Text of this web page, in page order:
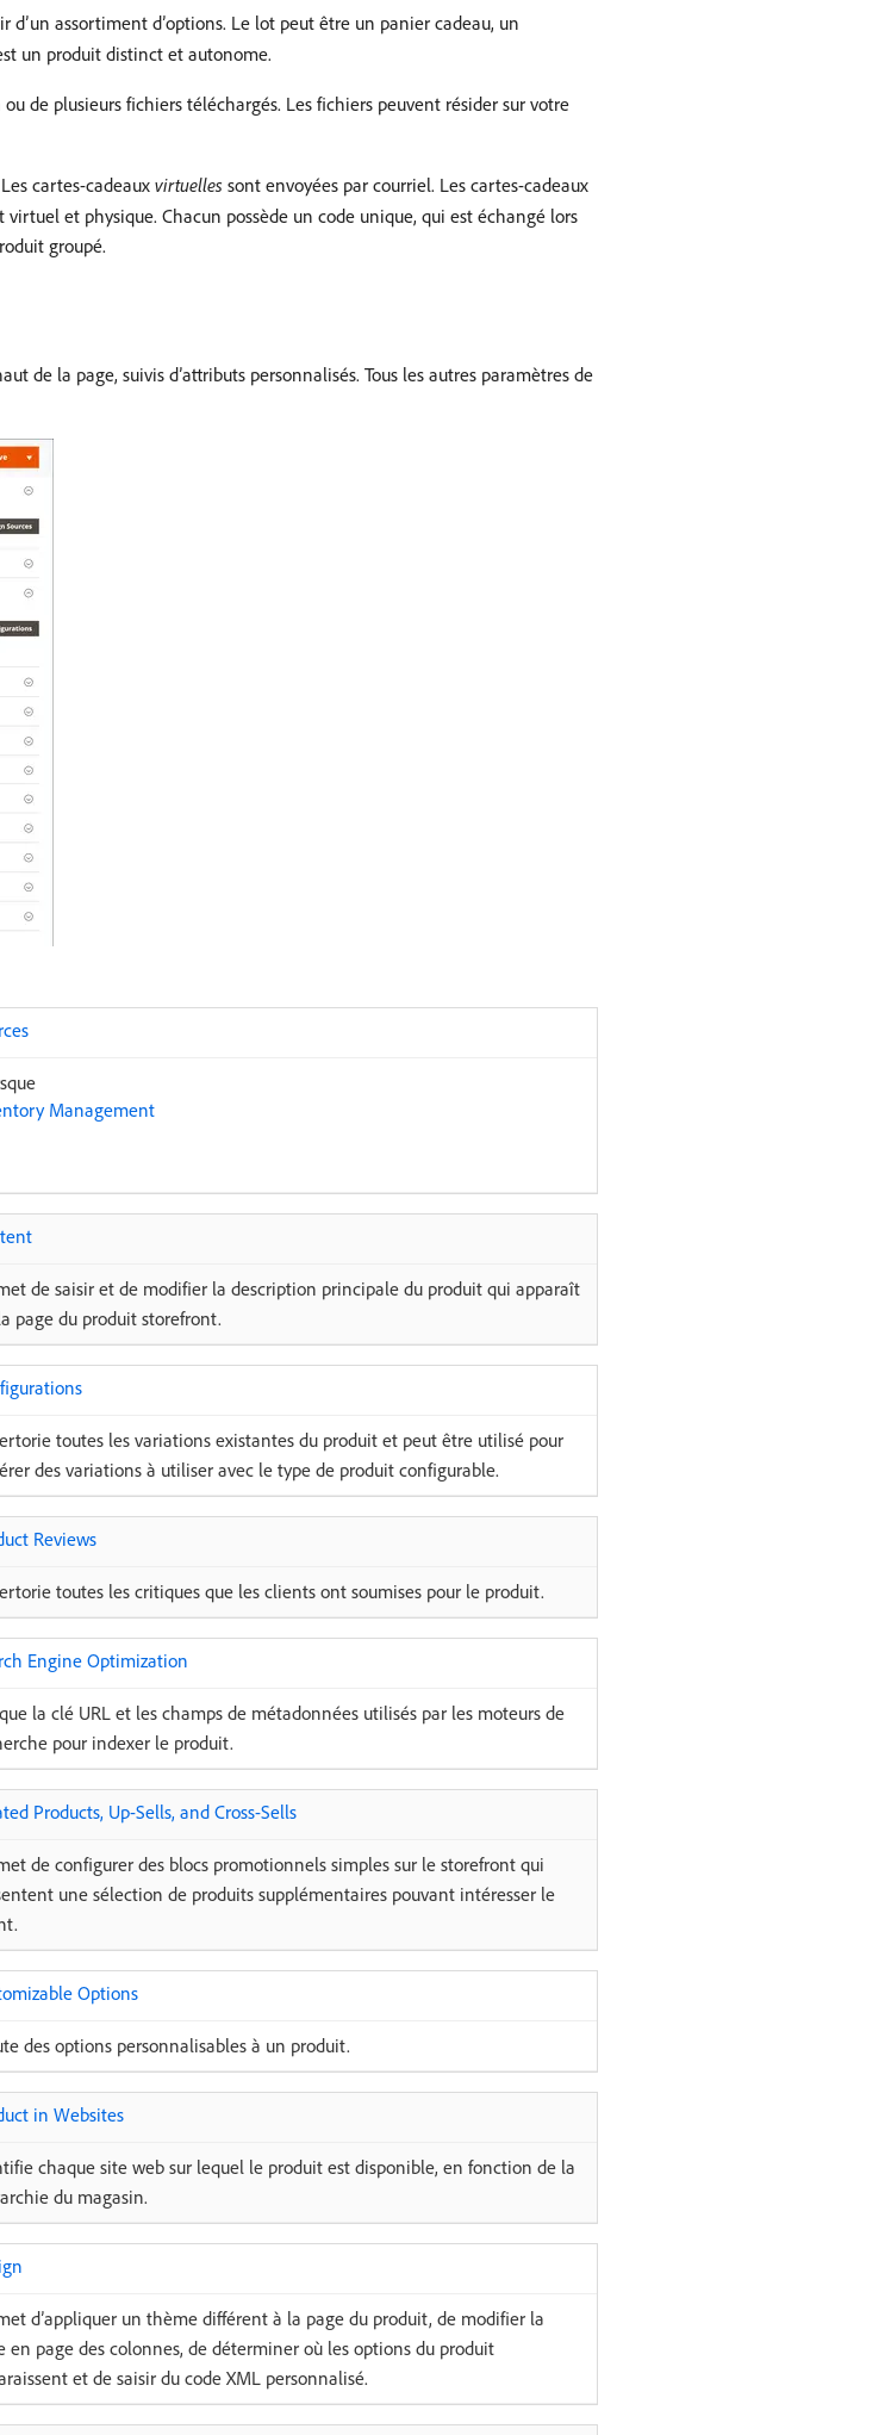
assortiment d’options. Le lot peut être un panier cadeau, un
un produit distinct et autonome.
de plusieurs fichiers téléchargés. Les fichiers peuvent résider sur votre
cartes-cadeaux virtuelles sont envoyées par courriel. Les cartes-cadeaux
et physique. Chacun possède un code unique, qui est échangé lors
groupé.
de la page, suivis d’attributs personnalisés. Tous les autres paramètres de
Management
de saisir et de modifier la description principale du produit qui apparaît
page du produit storefront.
toutes les variations existantes du produit et peut être utilisé pour
des variations à utiliser avec le type de produit configurable.
Reviews
toutes les critiques que les clients ont soumises pour le produit.
Engine Optimization
la clé URL et les champs de métadonnées utilisés par les moteurs de
pour indexer le produit.
Products, Up-Sells, and Cross-Sells
de configurer des blocs promotionnels simples sur le storefront qui
une sélection de produits supplémentaires pouvant intéresser le
Options
des options personnalisables à un produit.
in Websites
chaque site web sur lequel le produit est disponible, en fonction de la
du magasin.
d’appliquer un thème différent à la page du produit, de modifier la
en page des colonnes, de déterminer où les options du produit
et de saisir du code XML personnalisé.